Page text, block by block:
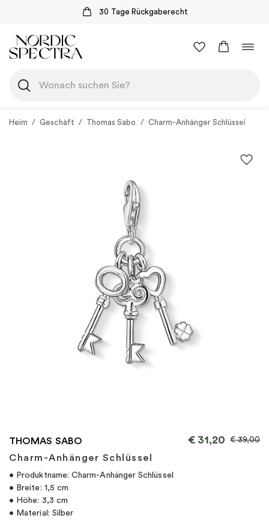
30 Tage Rückgaberecht
Inhalt
springen
Heim / Geschäft / Thomas Sabo / Charm-Anhänger Schlüssel
THOMAS SABO
Charm-Anhänger Schlüssel
€31,20 €39,00
• Produktname: Charm-Anhänger Schlüssel
• Breite: 1,5 cm
• Höhe: 3,3 cm
• Material: Silber